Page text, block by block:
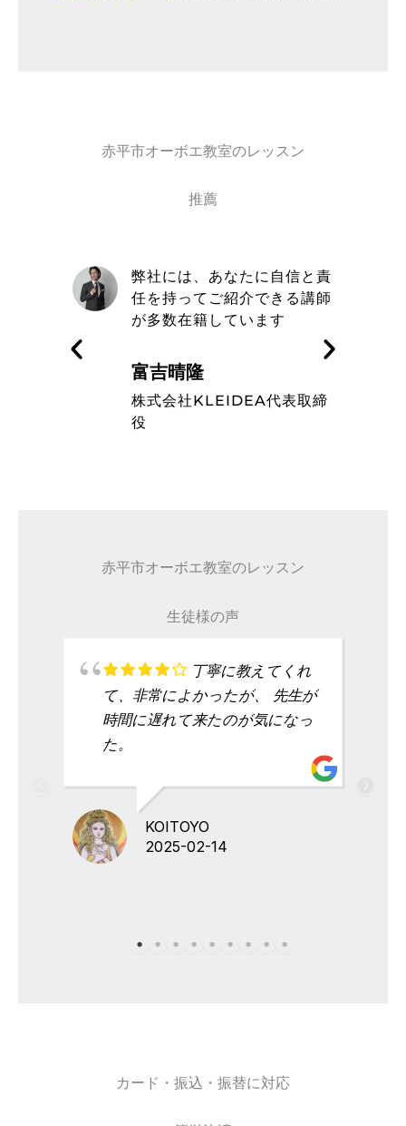
赤平市オーボエ教室のレッスン
推薦
取材を通してトミヨシオーボ
エ教室の信念や在籍している
ミュージシャンのレベルの高
藤波辰爾
タレント
赤平市オーボエ教室のレッスン
生徒様の声
丁寧に教えてくれ
て、非常によかったが、 先生が
時間に遅れて来たのが気になっ
た。
KOITOYO
2025-02-14
カード・振込・振替に対応